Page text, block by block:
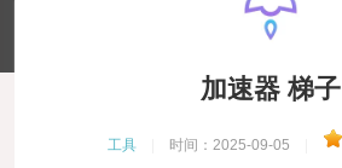
加速器 梯子
工具 时间：2025-09-05